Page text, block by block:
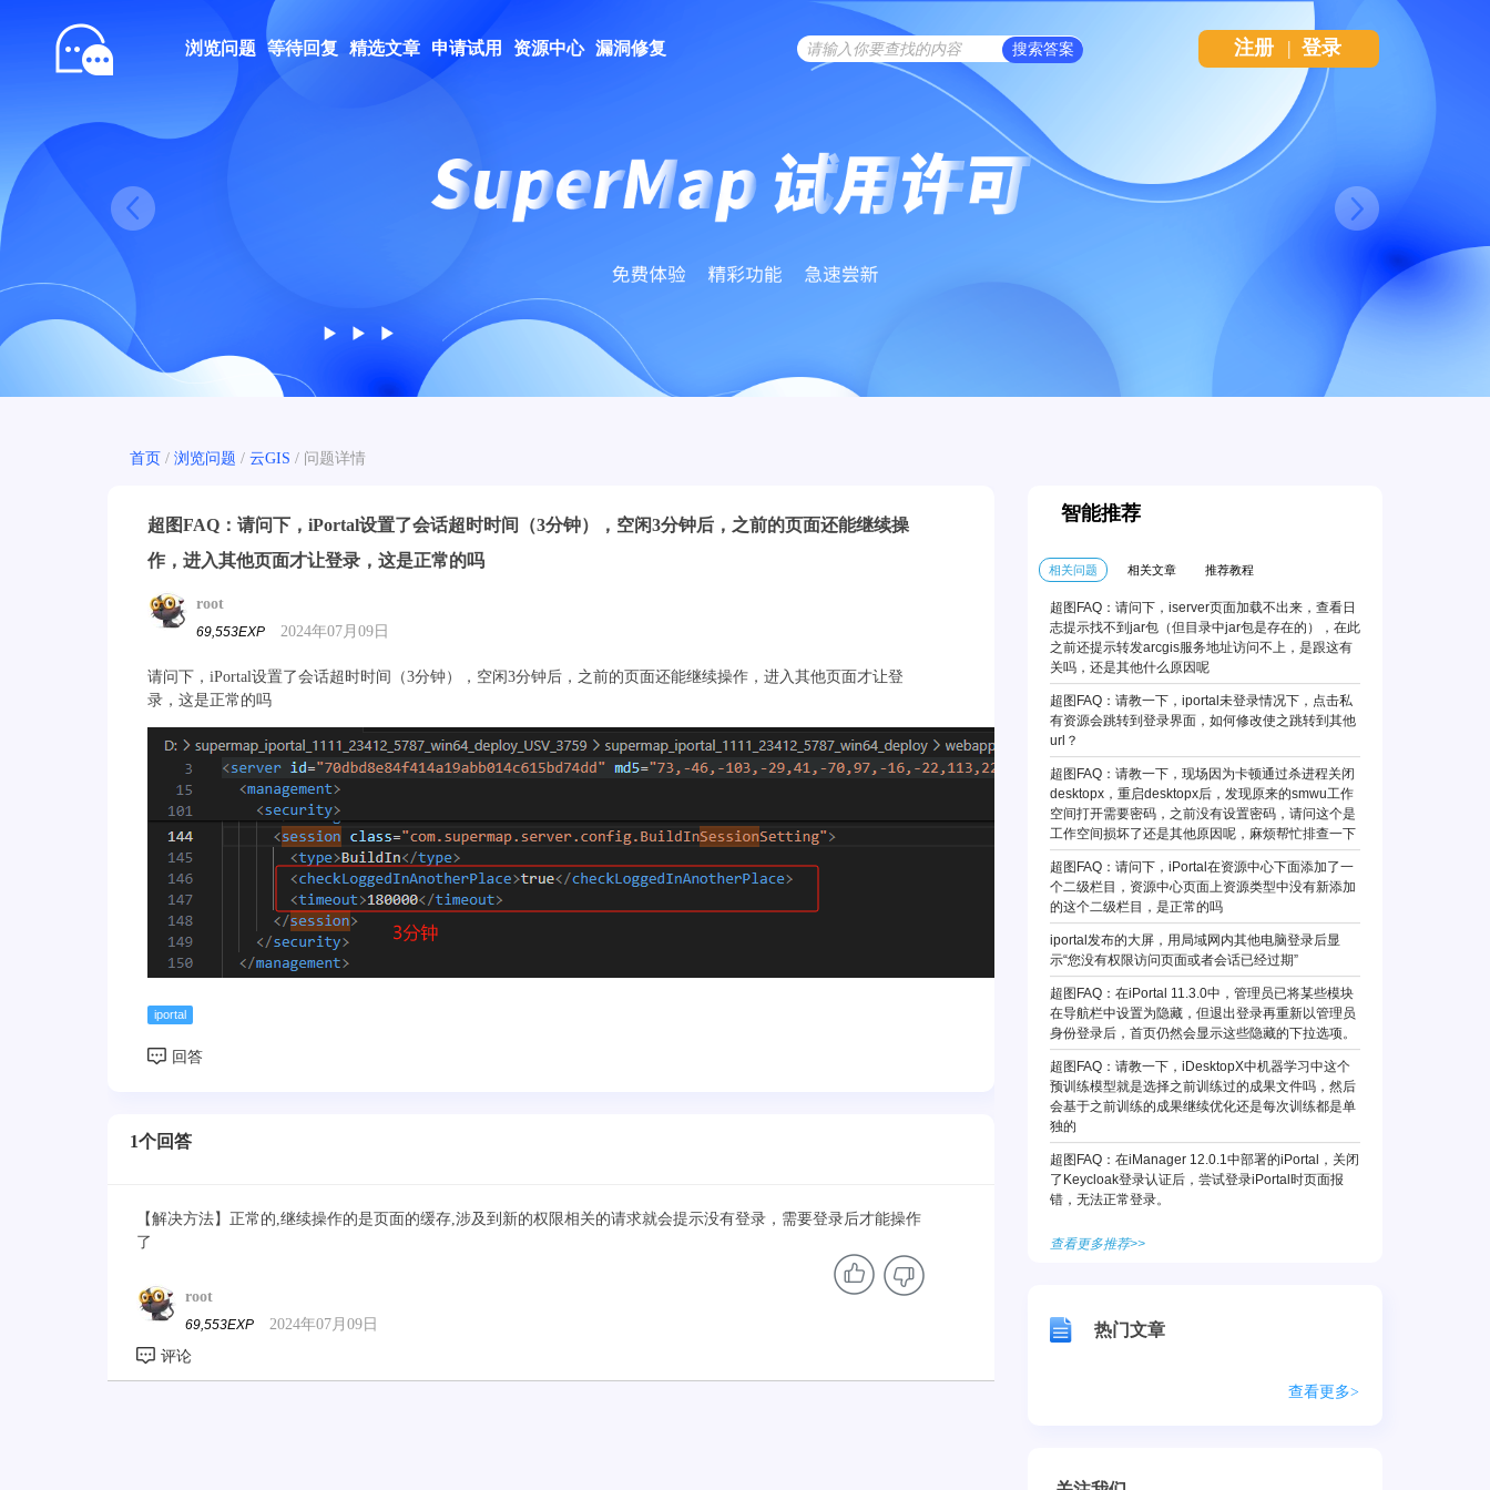
Next
Prev
浏览问题 等待回复 精选文章 申请试用 资源中心 漏洞修复 注册 | 登录
首页 / 浏览问题 / 云GIS / 问题详情
超图FAQ：请问下，iPortal设置了会话超时时间（3分钟），空闲3分钟后，之前的页面还能继续操
作，进入其他页面才让登录，这是正常的吗
root
69,553EXP 2024年07月09日
请问下，iPortal设置了会话超时时间（3分钟），空闲3分钟后，之前的页面还能继续操作，进入其他页面才让登
录，这是正常的吗
iportal
1个回答
【解决方法】正常的,继续操作的是页面的缓存,涉及到新的权限相关的请求就会提示没有登录，需要登录后才能操作
了
root
69,553EXP 2024年07月09日
智能推荐
相关问题 相关文章 推荐教程
超图FAQ：请问下，iserver页面加载不出来，查看日
志提示找不到jar包（但目录中jar包是存在的），在此
之前还提示转发arcgis服务地址访问不上，是跟这有
关吗，还是其他什么原因呢
超图FAQ：请教一下，iportal未登录情况下，点击私
有资源会跳转到登录界面，如何修改使之跳转到其他
url？
超图FAQ：请教一下，现场因为卡顿通过杀进程关闭
desktopx，重启desktopx后，发现原来的smwu工作
空间打开需要密码，之前没有设置密码，请问这个是
工作空间损坏了还是其他原因呢，麻烦帮忙排查一下
超图FAQ：请问下，iPortal在资源中心下面添加了一
个二级栏目，资源中心页面上资源类型中没有新添加
的这个二级栏目，是正常的吗
iportal发布的大屏，用局域网内其他电脑登录后显
示“您没有权限访问页面或者会话已经过期”
超图FAQ：在iPortal 11.3.0中，管理员已将某些模块
在导航栏中设置为隐藏，但退出登录再重新以管理员
身份登录后，首页仍然会显示这些隐藏的下拉选项。
超图FAQ：请教一下，iDesktopX中机器学习中这个
预训练模型就是选择之前训练过的成果文件吗，然后
会基于之前训练的成果继续优化还是每次训练都是单
独的
超图FAQ：在iManager 12.0.1中部署的iPortal，关闭
了Keycloak登录认证后，尝试登录iPortal时页面报
错，无法正常登录。
查看更多推荐>>
热门文章
查看更多>